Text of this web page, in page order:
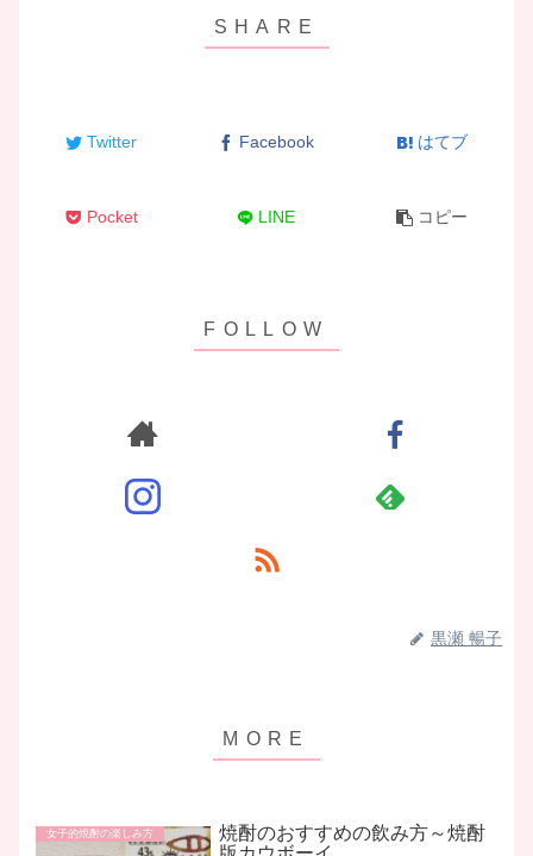
Twitter Facebook はてブ
Pocket LINE コピー
黒瀬 暢子
女子的焼酎の楽しみ方
焼酎のおすすめの飲み方～焼酎